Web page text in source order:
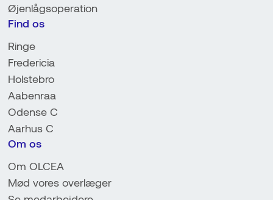
Øjenlågsoperation
Find os
Ringe
Fredericia
Holstebro
Aabenraa
Odense C
Aarhus C
Om os
Om OLCEA
Mød vores overlæger